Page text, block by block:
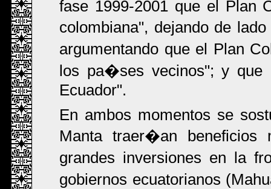
fase 1999-2001 que el Plan
colombiana", dejando de
argumentando que el Plan
los pa�ses vecinos"; y que
Ecuador".
En ambos momentos se
Manta traer�an beneficios
grandes inversiones en la
gobiernos ecuatorianos